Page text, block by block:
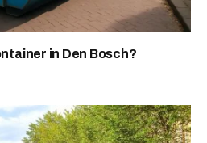
in Den Bosch?